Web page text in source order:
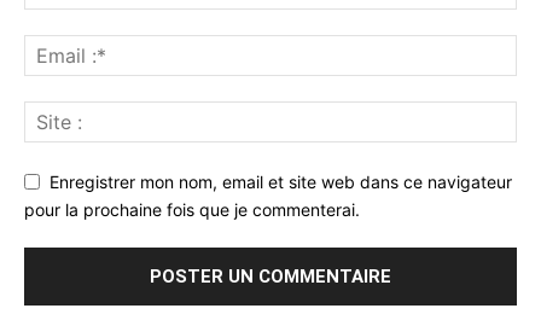
Enregistrer mon nom, email et site web dans ce navigateur
pour la prochaine fois que je commenterai.